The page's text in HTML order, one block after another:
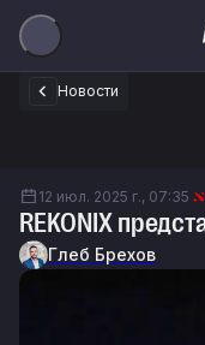
Новости
12 июл. 2025 г., 07:35
REKONIX
Глеб Брехов